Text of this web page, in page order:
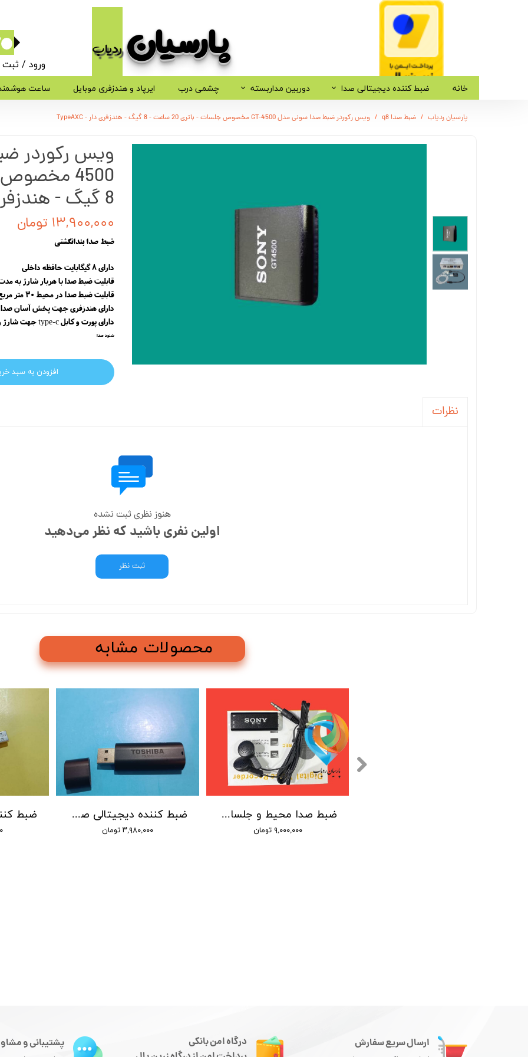
پارسیان​​​​​​​ردیاب
ورود /ثبت
حساب
خروج از
خانه ضبط کننده دیجیتالی صدا دوربین مداربسته چشمی درب ایرپاد و هندزفری موبایل ساعت
پارسیان ردیاب ضبط صدا q8 ویس رکوردر ضبط صدا سونی مدل GT-4500 مخصوص جلسات - باتری 20 ساعت - 8 گیگ - هندزفری دار - TypeAXC
8 گیگ - هندزفری دار - TypeAXC
۱۳,۹۰۰,۰۰۰ تومان
ضبط صدا بندانگشتی
دارای 8 گیگابایت حافظه داخلی
قابلیت ضبط صدا با هربار شارژ به مدت 20
قابلیت ضبط صدا در محیط 30 متر مربع
دارای هندزفری جهت پخش آسان صدا
دارای پورت و کابل type-c جهت شارژ و برداشت اطلاعات
شنود صدا
افزودن به سبد
نظرات
هنوز نظری ثبت نشده
اولین نفری باشید که نظر می‌دهید
ثبت نظر
ضبط کننده دیجیتالی صدا توشیبا مدل Toshiba TS-5511 - حافظه 8 گیگ - شنود صدا
۳,۹۸۰,۰۰۰ تومان
ضبط صدا محیط و جلسات باتری داخلی / حافظه 16 گیگابایت/ سنسور دار
۹,۰۰۰,۰۰۰ تومان
محصولات مشابه
ارسال سریع سفارش
درگاه امن بانکی
پشتیبانی و